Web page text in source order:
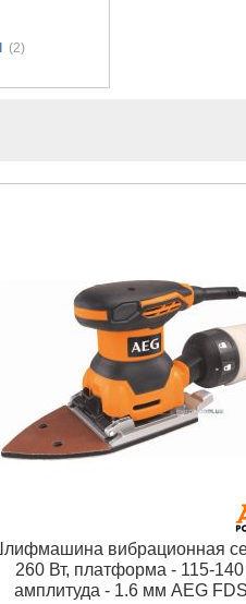
(2)
вибрационная
260 Вт, платформа - 115-
амплитуда - 1.6 мм AEG